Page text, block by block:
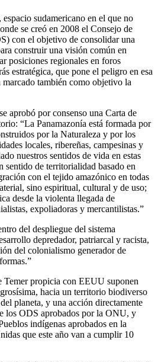
sudamericano en el que no
se creó en 2008 el Consejo de
con el objetivo de consolidar una
construir una visión común en
posiciones regionales en foros
estratégica, que pone el peligro en esa
marcado también como objetivo la
aprobó por consenso una Carta de
“La Panamazonía está formada por
por la Naturaleza y por los
locales, ribereñas, campesinas y
nuestros sentidos de vida en estas
sentido de territorialidad basado en
con el tejido amazónico en todas
sino espiritual, cultural y de uso;
desde la violenta llegada de
expoliadoras y mercantilistas.”
del despliegue del sistema
depredador, patriarcal y racista,
del colonialismo generador de
Temer propicia con EEUU suponen
hacia un territorio biodiverso
planeta, y una acción directamente
los ODS aprobados por la ONU, y
indígenas aprobados en la
que este año van a cumplir 10